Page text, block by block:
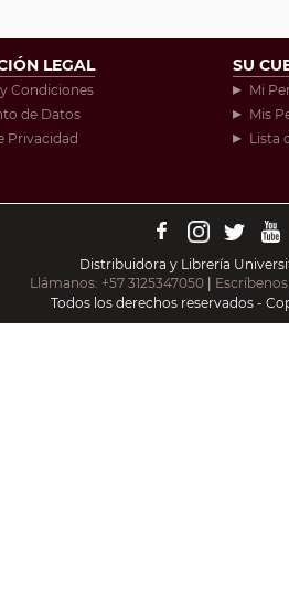
LEGAL
Condiciones
de Datos
Privacidad
SU
Mi
Mis
Lista
Distribuidora y Librería
Llámanos: +57 3125347050
Todos los derechos reservados -